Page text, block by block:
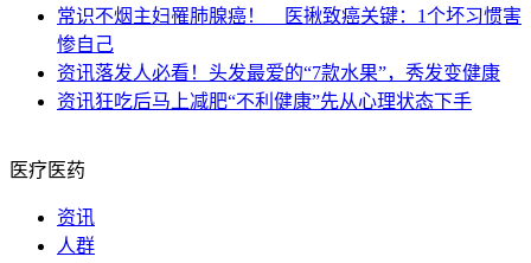
常识不烟主妇罹肺腺癌！ 医揪致癌关键：1个坏习惯害
惨自己
资讯落发人必看！头发最爱的“7款水果”，秀发变健康
资讯狂吃后马上减肥“不利健康”先从心理状态下手
医疗医药
资讯
人群